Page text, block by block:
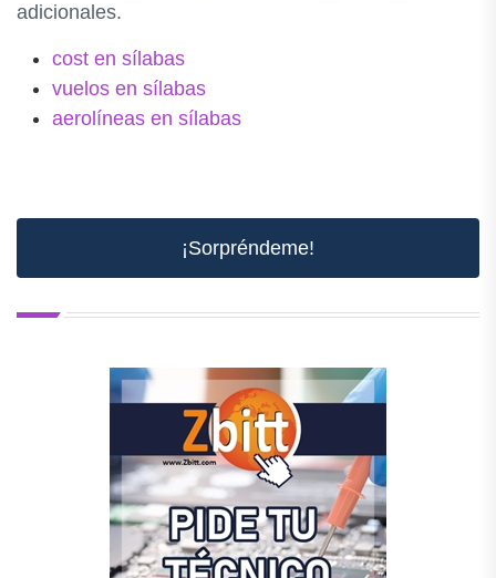
adicionales.
cost en sílabas
vuelos en sílabas
aerolíneas en sílabas
¡Sorpréndeme!